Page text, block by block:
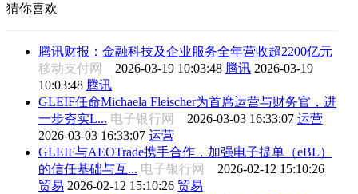
猜你喜欢
腾讯财报：金融科技及企业服务全年营收超2200亿元
移动支付网 2026-03-19 10:03:48 腾讯 2026-03-19
10:03:48 腾讯
GLEIF任命Michaela Fleischer为首席运营与财务官，进
一步夯实L... 电子银行网 2026-03-03 16:33:07 运营
2026-03-03 16:33:07 运营
GLEIF与AEOTrade携手合作，加强电子提单（eBL）
的信任基础与互... 电子银行网 2026-02-12 15:10:26
贸易 2026-02-12 15:10:26 贸易